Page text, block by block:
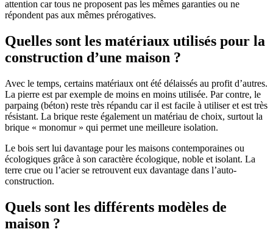
attention car tous ne proposent pas les mêmes garanties ou ne
répondent pas aux mêmes prérogatives.
Quelles sont les matériaux utilisés pour la
construction d’une maison ?
Avec le temps, certains matériaux ont été délaissés au profit d’autres.
La pierre est par exemple de moins en moins utilisée. Par contre, le
parpaing (béton) reste très répandu car il est facile à utiliser et est très
résistant. La brique reste également un matériau de choix, surtout la
brique « monomur » qui permet une meilleure isolation.
Le bois sert lui davantage pour les maisons contemporaines ou
écologiques grâce à son caractère écologique, noble et isolant. La
terre crue ou l’acier se retrouvent eux davantage dans l’auto-
construction.
Quels sont les différents modèles de
maison ?